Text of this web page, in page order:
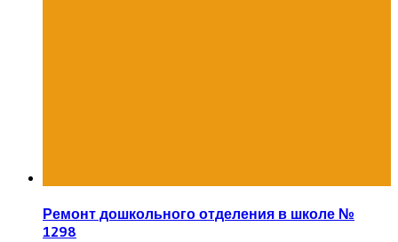
Ремонт дошкольного отделения в школе №
1298